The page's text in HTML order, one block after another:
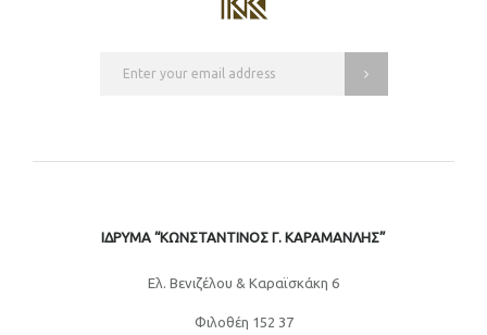
ΙΔΡΥΜΑ “ΚΩΝΣΤΑΝΤΙΝΟΣ Γ. ΚΑΡΑΜΑΝΛΗΣ”
Eλ. Βενιζέλου & Καραϊσκάκη 6
Φιλοθέη 152 37